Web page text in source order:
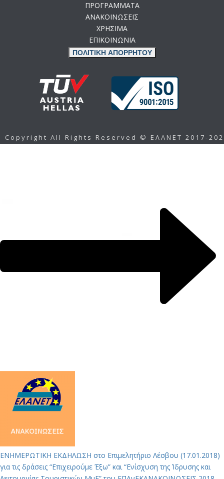
ΠΡΟΓΡΑΜΜΑΤΑ
ΑΝΑΚΟΙΝΩΣΕΙΣ
ΧΡΗΣΙΜΑ
ΕΠΙΚΟΙΝΩΝΙΑ
ΠΟΛΙΤΙΚΗ ΑΠΟΡΡΗΤΟΥ
Copyright All Rights Reserved © ΕΛΑΝΕΤ 2017-
ΕΝΗΜΕΡΩΤΙΚΗ ΕΚΔΗΛΩΣΗ στο Eπιμελητήριο Λέσβου (17.01.2018)
για τις δράσεις “Επιχειρούμε Έξω” και “Ενίσχυση της Ίδρυσης και